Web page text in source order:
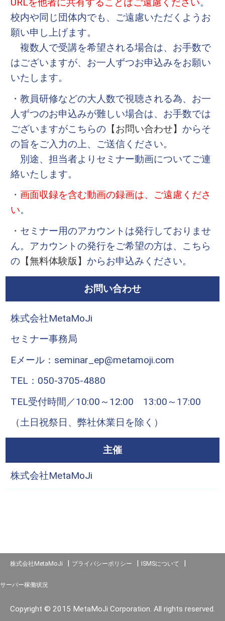
URLを他者に共有することはご遠慮ください。
校内や同じ団体内でも、ご遠慮いただくようお
願い申し上げます。
複数人で受講を希望される場合は、お手数で
はございますが、お一人ずつお申込みをお願い
いたします。
・教員研修などの大人数で視聴される為、お一
人ずつのお申込みが難しい場合は、お手数では
ございますがこちらの 【お問い合わせ】 からそ
の旨をご入力の上、ご送信ください。
別途、担当者よりセミナー動画についてご連
絡いたします。
・ 画面収録を含む動画の録画は、ご遠慮くださ
い。
・セミナー用のアカウントは発行しておりませ
ん。アカウントの発行をご希望の方は、こちら
の 【無料体験版】 からお申込みください。
お問い合わせ
株式会社MetaMoJi
セミナー事務局
Eメール：seminar_ep@metamoji.com
TEL：050-3705-4880
TEL受付時間／10:00～12:00 13:00～17:00
（土日祝祭日、弊社休業日を除く）
主催
株式会社MetaMoJi
株式会社MetaMoJi | プライバシーポリシー | ISMSについて |
サーバー稼働状況
Copyright © 2015 MetaMoJi Corporation. All rights reserved.